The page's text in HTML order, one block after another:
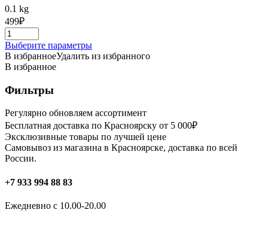
0.1 kg
499₽
Выберите параметрыЭтот
товар
можно
выбрать
на
странице
товара.
В избранноеУдалить из избранного
В избранное
Фильтры
Регулярно обновляем ассортимент
Бесплатная доставка по Красноярску от 5 000₽
Эксклюзивные товары по лучшей цене
Самовывоз из магазина в Красноярске, доставка по всей
России.
+7 933 994 88 83
Ежедневно с 10.00-20.00